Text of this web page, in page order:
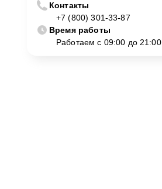
Контакты
+7 (800) 301-33-87
Время работы
Работаем с 09:00 до 21:00